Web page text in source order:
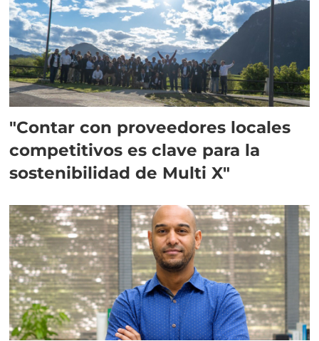
"Contar con proveedores locales
competitivos es clave para la
sostenibilidad de Multi X"